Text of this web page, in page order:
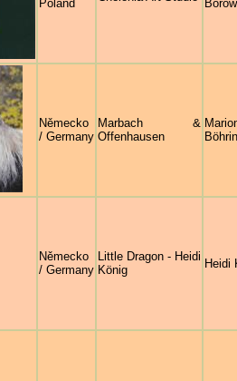
Poland
Německo
/ Germany
Marbach &
Offenhausen
Německo
/ Germany
Little Dragon - Heidi
König
Heidi